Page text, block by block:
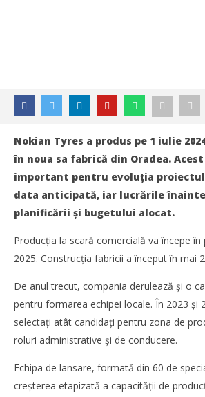
NOW VIEWING
Prima anvelopă produsă de Nokian
Mariana
Nokian Tyres a produs pe 1 iulie
în noua sa fabrică din Oradea.
important pentru evoluția
data anticipată, iar lucrările
planificării și bugetului alocat.
Producția la scară comercială va începe
2025. Construcția fabricii a început în mai
De anul trecut, compania derulează și o
pentru formarea echipei locale. În 2023 și
selectați atât candidați pentru zona de
roluri administrative și de conducere.
Echipa de lansare, formată din 60 de
creșterea etapizată a capacității de